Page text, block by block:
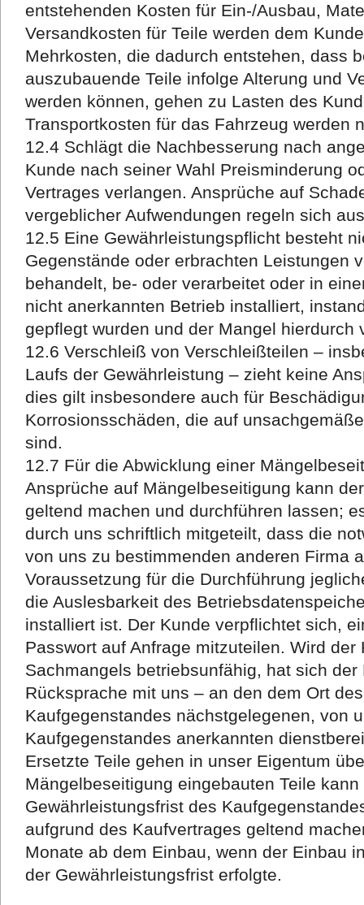
entstehenden Kosten für Ein-/Ausbau,
Versandkosten für Teile werden dem
Mehrkosten, die dadurch entstehen, dass
auszubauende Teile infolge Alterung und
werden können, gehen zu Lasten des
Transportkosten für das Fahrzeug werden
12.4 Schlägt die Nachbesserung nach
Kunde nach seiner Wahl Preisminderung
Vertrages verlangen. Ansprüche auf
vergeblicher Aufwendungen regeln sich
12.5 Eine Gewährleistungspflicht besteht
Gegenstände oder erbrachten Leistungen
behandelt, be- oder verarbeitet oder in
nicht anerkannten Betrieb installiert,
gepflegt wurden und der Mangel hierdurch
12.6 Verschleiß von Verschleißteilen –
Laufs der Gewährleistung – zieht keine
dies gilt insbesondere auch für
Korrosionsschäden, die auf
sind.
12.7 Für die Abwicklung einer
Ansprüche auf Mängelbeseitigung kann
geltend machen und durchführen lassen;
durch uns schriftlich mitgeteilt, dass die
von uns zu bestimmenden anderen Firma
Voraussetzung für die Durchführung
die Auslesbarkeit des
installiert ist. Der Kunde verpflichtet sich,
Passwort auf Anfrage mitzuteilen. Wird
Sachmangels betriebsunfähig, hat sich
Rücksprache mit uns – an den dem Ort
Kaufgegenstandes nächstgelegenen, von
Kaufgegenstandes anerkannten
Ersetzte Teile gehen in unser Eigentum
Mängelbeseitigung eingebauten Teile
Gewährleistungsfrist des
aufgrund des Kaufvertrages geltend
Monate ab dem Einbau, wenn der Einbau
der Gewährleistungsfrist erfolgte.